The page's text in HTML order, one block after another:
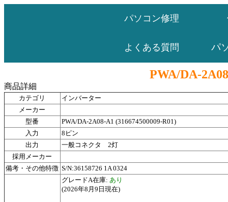
パソコン修理
よくある質問 パ
PWA/DA-
商品詳細
カテゴリ
インバーター
メーカー
型番
PWA/DA-2A08-A1 (316674500009-R01)
入力
8ピン
出力
一般コネクタ 2灯
採用メーカー
備考・その他特徴 S/N:36158726 1A 0324
グレードA在庫: あり
(2026年8月9日現在)